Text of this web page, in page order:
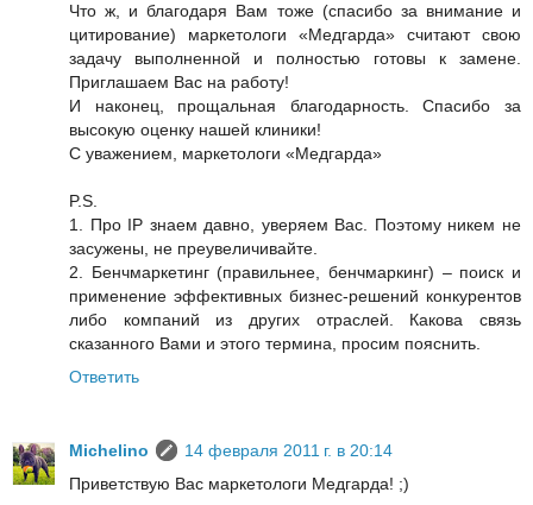
Что ж, и благодаря Вам тоже (спасибо за внимание и
цитирование) маркетологи «Медгарда» считают свою
задачу выполненной и полностью готовы к замене.
Приглашаем Вас на работу!
И наконец, прощальная благодарность. Спасибо за
высокую оценку нашей клиники!
С уважением, маркетологи «Медгарда»
P.S.
1. Про IP знаем давно, уверяем Вас. Поэтому никем не
засужены, не преувеличивайте.
2. Бенчмаркетинг (правильнее, бенчмаркинг) – поиск и
применение эффективных бизнес-решений конкурентов
либо компаний из других отраслей. Какова связь
сказанного Вами и этого термина, просим пояснить.
Ответить
Michelino
14 февраля 2011 г. в 20:14
Приветствую Вас маркетологи Медгарда! ;)